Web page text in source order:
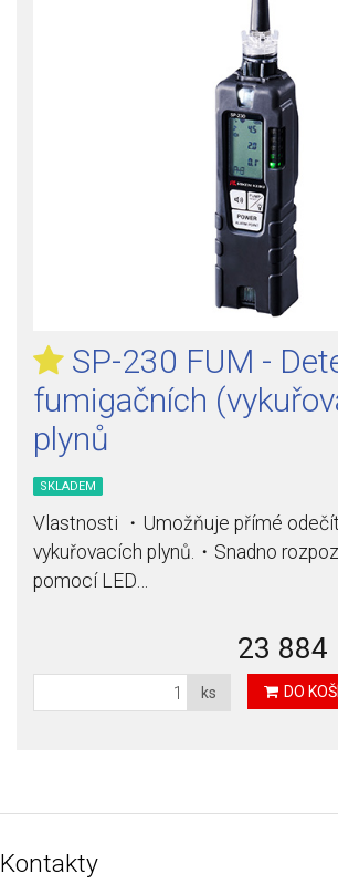
SP-230 FUM -
fumigačních
plynů
SKLADEM
Vlastnosti ・Umožňuje přímé
vykuřovacích plynů.・Snadno
pomocí LED…
23 884
ks DO
Kontakty